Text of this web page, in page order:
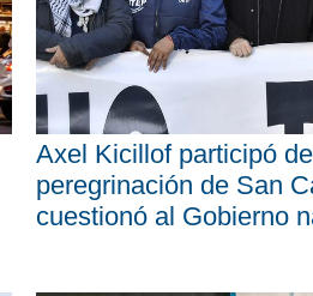
Axel Kicillof participó
peregrinación de San
cuestionó al Gobierno